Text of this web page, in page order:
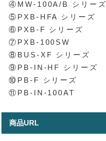
④MW-100A/B シリーズ
⑤PXB-HFA シリーズ
⑥PXB-F シリーズ
⑦PXB-100SW
⑧BUS-XF シリーズ
⑨PB-IN-HF シリーズ
⑩PB-F シリーズ
⑪PB-IN-100AT
商品URL